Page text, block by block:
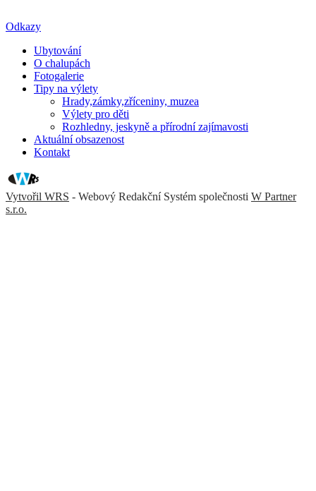
Odkazy
Ubytování
O chalupách
Fotogalerie
Tipy na výlety
Hrady,zámky,zříceniny, muzea
Výlety pro děti
Rozhledny, jeskyně a přírodní zajímavosti
Aktuální obsazenost
Kontakt
Vytvořil WRS - Webový Redakční Systém společnosti W Partner
s.r.o.